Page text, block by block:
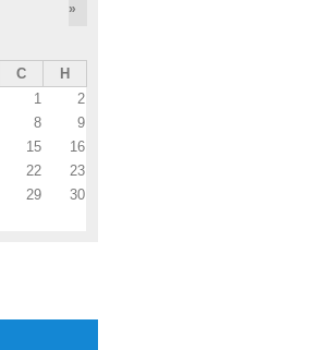
»
С
Н
1
2
8
9
15
16
22
23
29
30